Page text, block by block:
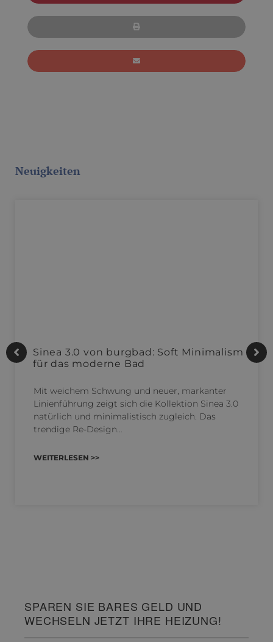
Neuigkeiten
Sinea 3.0 von burgbad: Soft Minimalism
für das moderne Bad
Mit weichem Schwung und neuer, markanter
Linienführung zeigt sich die Kollektion Sinea 3.0
natürlich und minimalistisch zugleich. Das
trendige Re-Design…
WEITERLESEN >>
SPAREN SIE BARES GELD UND
WECHSELN JETZT IHRE HEIZUNG!